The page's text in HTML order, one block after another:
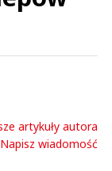
artykuły autora
Napisz wiadomość